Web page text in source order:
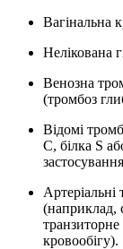
Вагінальна
Нелікована
Венозна
(тромбоз
Відомі
C, білка S
(наприклад,
кровообігу).